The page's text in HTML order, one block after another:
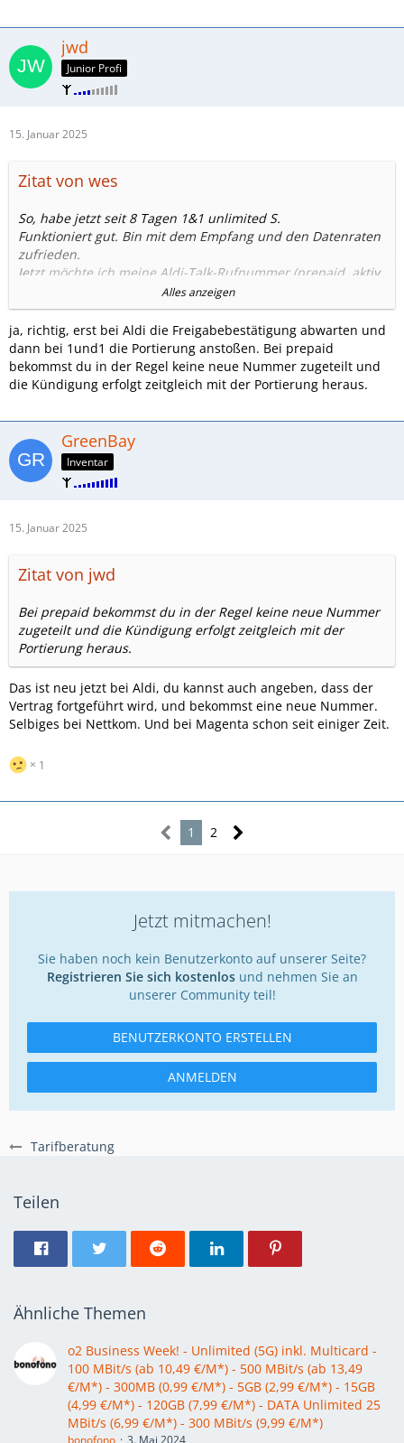
Tarifberatung
jwd
Junior Profi
15. Januar 2025
Zitat von wes
So, habe jetzt seit 8 Tagen 1&1 unlimited S.
Funktioniert gut. Bin mit dem Empfang und den Datenraten
zufrieden.
Jetzt möchte ich meine Aldi-Talk-Rufnummer (prepaid, aktiv
bis Mitte 2026) dann doch schon gerne mit zu 1&1 nehmen.
Wie muss ich jetzt vorgehen?
Zuerst in der Aldi-Talk-App die Option "Rufnummer
freigeben" auswählen und dann im 1&1-Control-Center die
Option "Rufnummer mitnehmen" auswählen?
Wahrscheinlich muss ich, nach dem Wählen der Option
Rufnummern-Mitnahme anstoße, oder?
Gibt es sonst noch was zu beachten?
Was passiert mit meinem Aldi-Talk-"Vertrag" nach der
Rufnummern-Mitnahme eigentlich?
"Vertrag" gekündigt?
Alles anzeigen
ja, richtig, erst bei Aldi die Freigabebestätigung abwarten und
dann bei 1und1 die Portierung anstoßen. Bei prepaid
bekommst du in der Regel keine neue Nummer zugeteilt und
die Kündigung erfolgt zeitgleich mit der Portierung heraus.
GreenBay
Inventar
15. Januar 2025
Zitat von jwd
Bei prepaid bekommst du in der Regel keine neue Nummer
zugeteilt und die Kündigung erfolgt zeitgleich mit der
Portierung heraus.
Das ist neu jetzt bei Aldi, du kannst auch angeben, dass der
Vertrag fortgeführt wird, und bekommst eine neue Nummer.
Selbiges bei Nettkom. Und bei Magenta schon seit einiger Zeit.
1
1 2
Jetzt mitmachen!
Sie haben noch kein Benutzerkonto auf unserer Seite?
Registrieren Sie sich kostenlosund nehmen Sie an
unserer Community teil!
BENUTZERKONTO ERSTELLEN
ANMELDEN
Teilen
Ähnliche Themen
o2 Business Week! - Unlimited (5G) inkl. Multicard -
100 MBit/s (ab 10,49 €/M*) - 500 MBit/s (ab 13,49
€/M*) - 300MB (0,99 €/M*) - 5GB (2,99 €/M*) - 15GB
(4,99 €/M*) - 120GB (7,99 €/M*) - DATA Unlimited 25
MBit/s (6,99 €/M*) - 300 MBit/s (9,99 €/M*)
bonofono 3. Mai 2024